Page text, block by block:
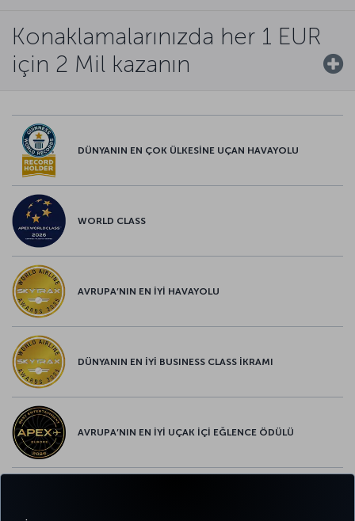
Konaklamalarınızda her 1 EUR
için 2 Mil kazanın
DÜNYANIN EN ÇOK ÜLKESİNE UÇAN HAVAYOLU
WORLD CLASS
AVRUPA’NIN EN İYİ HAVAYOLU
DÜNYANIN EN İYİ BUSINESS CLASS İKRAMI
AVRUPA’NIN EN İYİ UÇAK İÇİ EĞLENCE ÖDÜLÜ